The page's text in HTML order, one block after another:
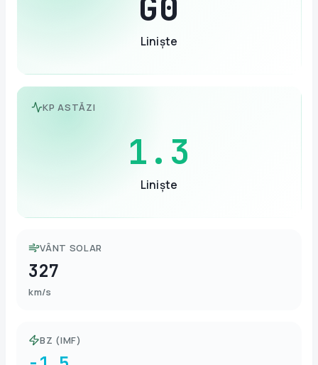
Liniște
KP ASTĂZI
1.3
Liniște
VÂNT SOLAR
327
km/s
BZ (IMF)